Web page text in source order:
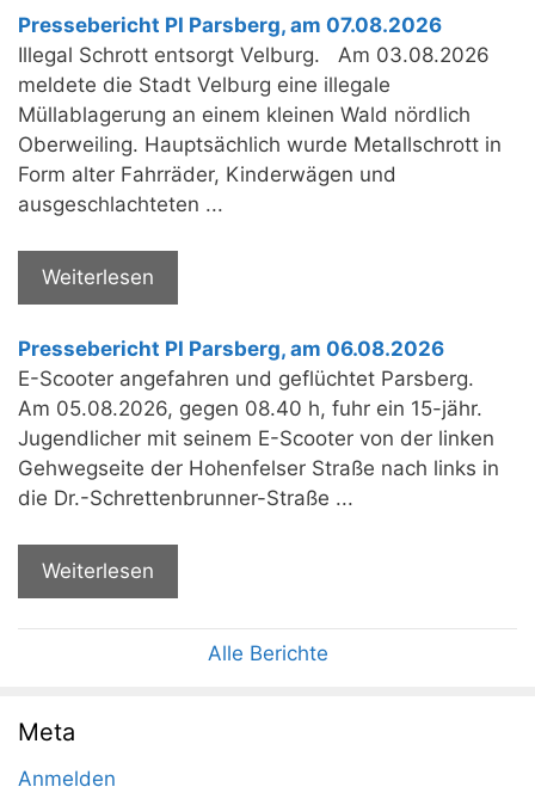
Pressebericht PI Parsberg, am 07.08.2026
Illegal Schrott entsorgt Velburg. Am 03.08.2026
meldete die Stadt Velburg eine illegale
Müllablagerung an einem kleinen Wald nördlich
Oberweiling. Hauptsächlich wurde Metallschrott in
Form alter Fahrräder, Kinderwägen und
ausgeschlachteten ...
Weiterlesen
Pressebericht PI Parsberg, am 06.08.2026
E-Scooter angefahren und geflüchtet Parsberg.
Am 05.08.2026, gegen 08.40 h, fuhr ein 15-jähr.
Jugendlicher mit seinem E-Scooter von der linken
Gehwegseite der Hohenfelser Straße nach links in
die Dr.-Schrettenbrunner-Straße ...
Weiterlesen
Alle Berichte
Meta
Anmelden